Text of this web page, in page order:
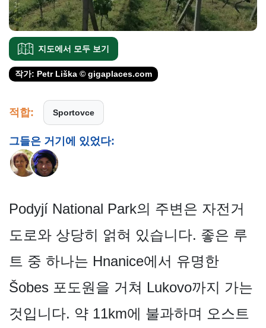
지도에서 모두 보기
작가: Petr Liška © gigaplaces.com
적합: Sportovce
그들은 거기에 있었다:
Podyjí National Park의 주변은 자전거
도로와 상당히 얽혀 있습니다. 좋은 루
트 중 하나는 Hnanice에서 유명한
Šobes 포도원을 거쳐 Lukovo까지 가는
것입니다. 약 11km에 불과하며 오스트